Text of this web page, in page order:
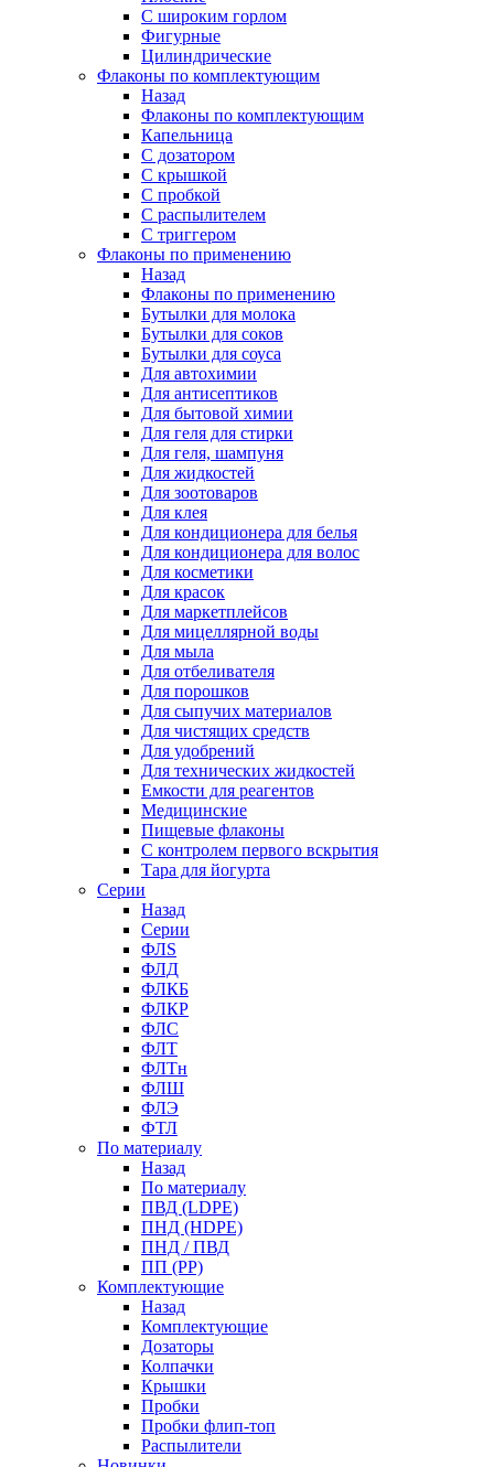
С широким горлом
Фигурные
Цилиндрические
Флаконы по комплектующим
Назад
Флаконы по комплектующим
Капельница
С дозатором
С крышкой
С пробкой
С распылителем
С триггером
Флаконы по применению
Назад
Флаконы по применению
Бутылки для молока
Бутылки для соков
Бутылки для соуса
Для автохимии
Для антисептиков
Для бытовой химии
Для геля для стирки
Для геля, шампуня
Для жидкостей
Для зоотоваров
Для клея
Для кондиционера для белья
Для кондиционера для волос
Для косметики
Для красок
Для маркетплейсов
Для мицеллярной воды
Для мыла
Для отбеливателя
Для порошков
Для сыпучих материалов
Для чистящих средств
Для удобрений
Для технических жидкостей
Емкости для реагентов
Медицинские
Пищевые флаконы
С контролем первого вскрытия
Тара для йогурта
Серии
Назад
Серии
ФЛS
ФЛД
ФЛКБ
ФЛКР
ФЛС
ФЛТ
ФЛТн
ФЛШ
ФЛЭ
ФТЛ
По материалу
Назад
По материалу
ПВД (LDPE)
ПНД (HDPE)
ПНД / ПВД
ПП (PP)
Комплектующие
Назад
Комплектующие
Дозаторы
Колпачки
Крышки
Пробки
Пробки флип-топ
Распылители